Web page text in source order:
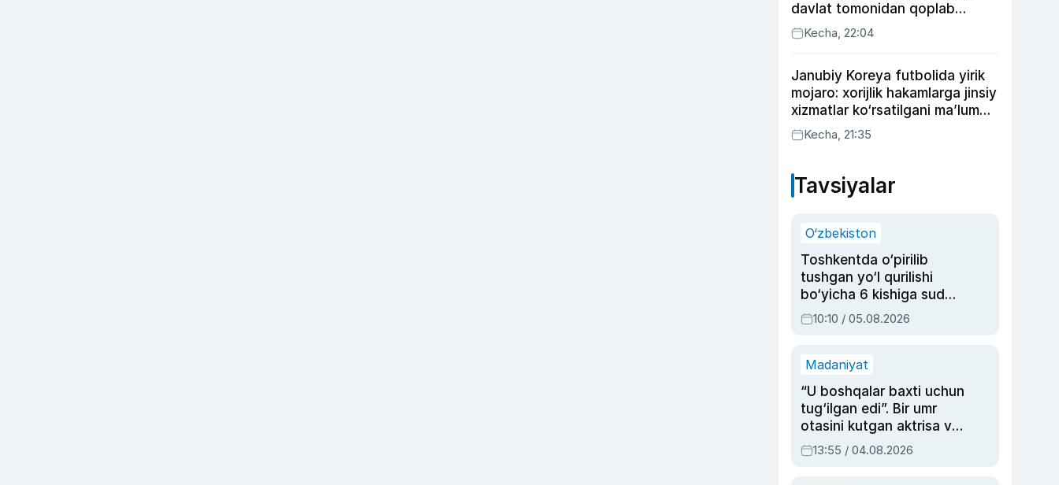
davlat tomonidan qoplab
berilishi mumkin
Kecha, 22:04
Janubiy Koreya futbolida yirik
mojaro: xorijlik hakamlarga jinsiy
xizmatlar ko‘rsatilgani ma’lum
qilindi
Kecha, 21:35
Tavsiyalar
O‘zbekiston
Toshkentda o‘pirilib
tushgan yo‘l qurilishi
bo‘yicha 6 kishiga sud
hukmi o‘qildi
10:10 / 05.08.2026
Madaniyat
“U boshqalar baxti uchun
tug‘ilgan edi”. Bir umr
otasini kutgan aktrisa va
dublyaj ustasi Rimma
Ahmedovaning
13:55 / 04.08.2026